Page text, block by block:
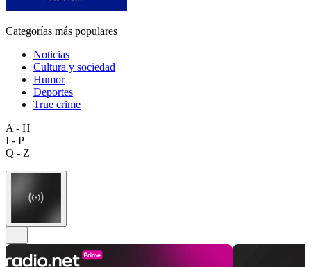
Categorías más populares
Noticias
Cultura y sociedad
Humor
Deportes
True crime
A - H
I - P
Q - Z